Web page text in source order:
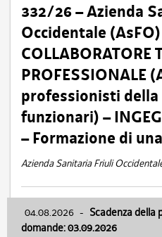
332/26 – Azienda
Occidentale
COLLABORATORE
PROFESSIONALE
professionisti della
funzionari) –
– Formazione di
Azienda Sanitaria Friuli
04.08.2026 - Scadenza della
domande: 03.09.2026